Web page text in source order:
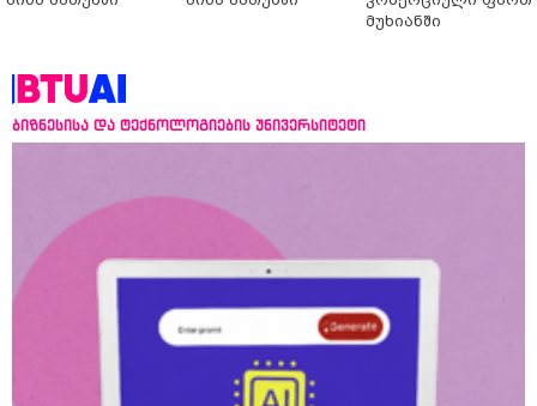
მუხიანში
ბიზნესისა და ტექნოლოგიების უნივერსიტეტი